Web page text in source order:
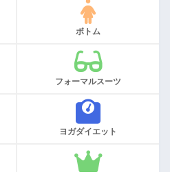
ボトム
フォーマルスーツ
ヨガダイエット